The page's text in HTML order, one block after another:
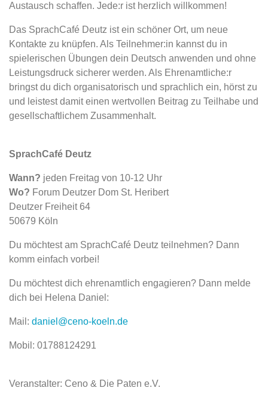
Austausch schaffen. Jede:r ist herzlich willkommen!
Das SprachCafé Deutz ist ein schöner Ort, um neue
Kontakte zu knüpfen. Als Teilnehmer:in kannst du in
spielerischen Übungen dein Deutsch anwenden und ohne
Leistungsdruck sicherer werden. Als Ehrenamtliche:r
bringst du dich organisatorisch und sprachlich ein, hörst zu
und leistest damit einen wertvollen Beitrag zu Teilhabe und
gesellschaftlichem Zusammenhalt.
SprachCafé Deutz
Wann? jeden Freitag von 10-12 Uhr
Wo? Forum Deutzer Dom St. Heribert
Deutzer Freiheit 64
50679 Köln
Du möchtest am SprachCafé Deutz teilnehmen? Dann
komm einfach vorbei!
Du möchtest dich ehrenamtlich engagieren? Dann melde
dich bei Helena Daniel:
Mail: daniel@ceno-koeln.de
Mobil: 01788124291
Veranstalter: Ceno & Die Paten e.V.